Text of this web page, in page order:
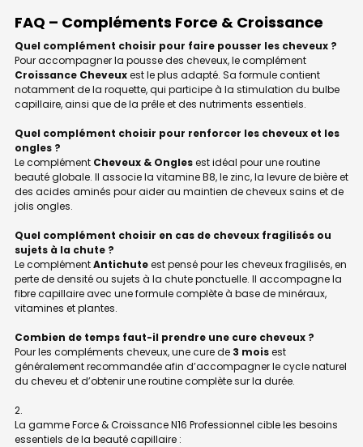
FAQ – Compléments Force & Croissance
Quel complément choisir pour faire pousser les cheveux ?
Pour accompagner la pousse des cheveux, le complément
Croissance Cheveuxest le plus adapté. Sa formule contient
notamment de la roquette, qui participe à la stimulation du bulbe
capillaire, ainsi que de la prêle et des nutriments essentiels.
Quel complément choisir pour renforcer les cheveux et les
ongles ?
Le complément Cheveux & Onglesest idéal pour une routine
beauté globale. Il associe la vitamine B8, le zinc, la levure de bière et
des acides aminés pour aider au maintien de cheveux sains et de
jolis ongles.
Quel complément choisir en cas de cheveux fragilisés ou
sujets à la chute ?
Le complémentAntichuteest pensé pour les cheveux fragilisés, en
perte de densité ou sujets à la chute ponctuelle. Il accompagne la
fibre capillaire avec une formule complète à base de minéraux,
vitamines et plantes.
Combien de temps faut-il prendre une cure cheveux ?
Pour les compléments cheveux, une cure de 3 moisest
généralement recommandée afin d’accompagner le cycle naturel
du cheveu et d’obtenir une routine complète sur la durée.
La gamme Force & Croissance N16 Professionnel cible les besoins
essentiels de la beauté capillaire :